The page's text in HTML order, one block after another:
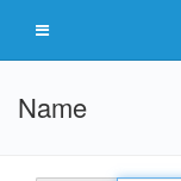
Name